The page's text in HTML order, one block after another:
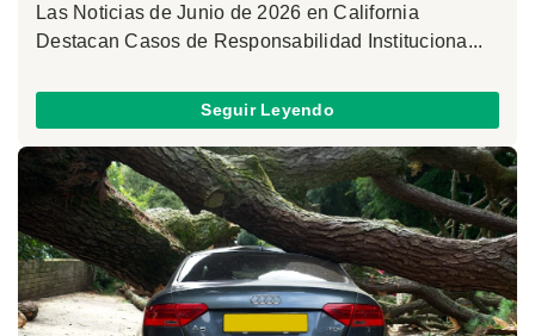
Las Noticias de Junio de 2026 en California
Destacan Casos de Responsabilidad Instituciona...
Seguir Leyendo